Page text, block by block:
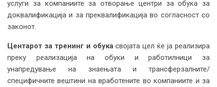
услуги за компаниите за отворање центри за обука за
доквалификација и за преквалификација во согласност со
законот.
Центарот за тренинг и обукасвојата цел ќе ја реализира
преку реализација на обуки и работилници за
унапредување на знаењата и трансферзалните/
специфичните вештини на вработените во компаниите и за